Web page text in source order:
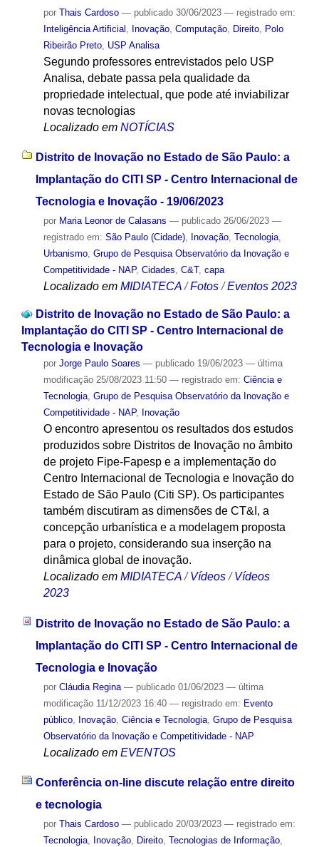
por Thais Cardoso — publicado30/06/2023 — registrado em:
Inteligência Artificial
Inovação, Computação, Direito, Polo
Ribeirão Preto, USP Analisa
Segundo professores entrevistados pelo USP
Analisa, debate passa pela qualidade da
propriedade intelectual, que pode até inviabilizar
novas tecnologias
Localizado em NOTÍCIAS
Distrito de Inovação no Estado de São Paulo: a
Implantação do CITI SP - Centro Internacional de
Tecnologia e Inovação - 19/06/2023
por Maria Leonor de Calasans — publicado26/06/2023 —
registrado em: São Paulo (Cidade), Inovação, Tecnologia,
Urbanismo, Grupo de Pesquisa Observatório da Inovação e
Competitividade - NAP, Cidades, C&T, capa
Localizado em MIDIATECA /Fotos /Eventos 2023
Distrito de Inovação no Estado de São Paulo: a
Implantação do CITI SP - Centro Internacional de
Tecnologia e Inovação
por Jorge Paulo Soares — publicado19/06/2023 — última
modificação25/08/2023 11:50 — registrado em: Ciência e
Tecnologia, Grupo de Pesquisa Observatório da Inovação e
Competitividade - NAP, Inovação
O encontro apresentou os resultados dos estudos
produzidos sobre Distritos de Inovação no âmbito
de projeto Fipe-Fapesp e a implementação do
Centro Internacional de Tecnologia e Inovação do
Estado de São Paulo (Citi SP). Os participantes
também discutiram as dimensões de CT&I, a
concepção urbanística e a modelagem proposta
para o projeto, considerando sua inserção na
dinâmica global de inovação.
Localizado em MIDIATECA /Vídeos /Vídeos
2023
Distrito de Inovação no Estado de São Paulo: a
Implantação do CITI SP - Centro Internacional de
Tecnologia e Inovação
por Cláudia Regina — publicado01/06/2023 — última
modificação11/12/2023 16:40 — registrado em: Evento
público, Inovação, Ciência e Tecnologia, Grupo de Pesquisa
Observatório da Inovação e Competitividade - NAP
Localizado em EVENTOS
Conferência on-line discute relação entre direito
e tecnologia
por Thais Cardoso — publicado20/03/2023 — registrado em:
Tecnologia, Inovação, Direito, Tecnologias de Informação,